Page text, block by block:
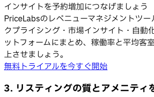
インサイトを予約増加につなげましょう
PriceLabsのレベニューマネジメントツー
クプライシング・市場インサイト・自動
ットフォームにまとめ、稼働率と平均客
上させましょう。
無料トライアルを今すぐ開始
3. リスティングの質とアメニティ